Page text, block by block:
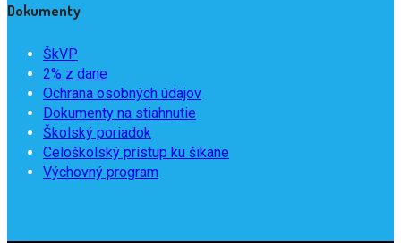
Dokumenty
ŠkVP
2% z dane
Ochrana osobných údajov
Dokumenty na stiahnutie
Školský poriadok
Celoškolský prístup ku šikane
Výchovný program